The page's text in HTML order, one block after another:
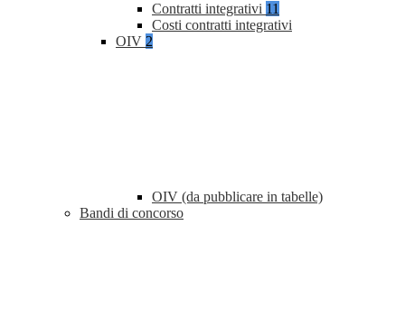
Contratti integrativi 11
Costi contratti integrativi
OIV 2
OIV (da pubblicare in tabelle)
Bandi di concorso